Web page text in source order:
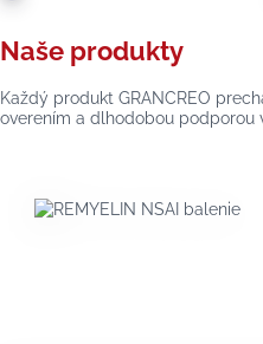
Naše produkty
Každý produkt GRANCREO
overením a dlhodobou podporou